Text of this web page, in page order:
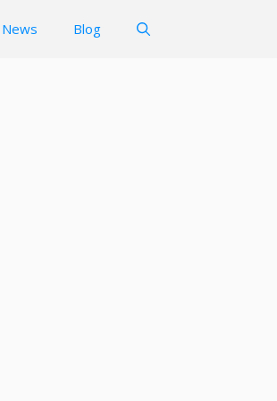
News Blog